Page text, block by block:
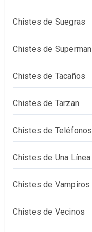
Chistes de Suegras
Chistes de Superman
Chistes de Tacaños
Chistes de Tarzan
Chistes de Teléfonos
Chistes de Una Línea
Chistes de Vampiros
Chistes de Vecinos